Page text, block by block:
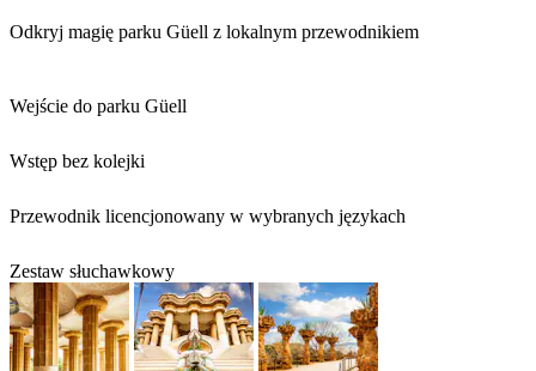
Odkryj magię parku Güell z lokalnym przewodnikiem
Wejście do parku Güell
Wstęp bez kolejki
Przewodnik licencjonowany w wybranych językach
Zestaw słuchawkowy